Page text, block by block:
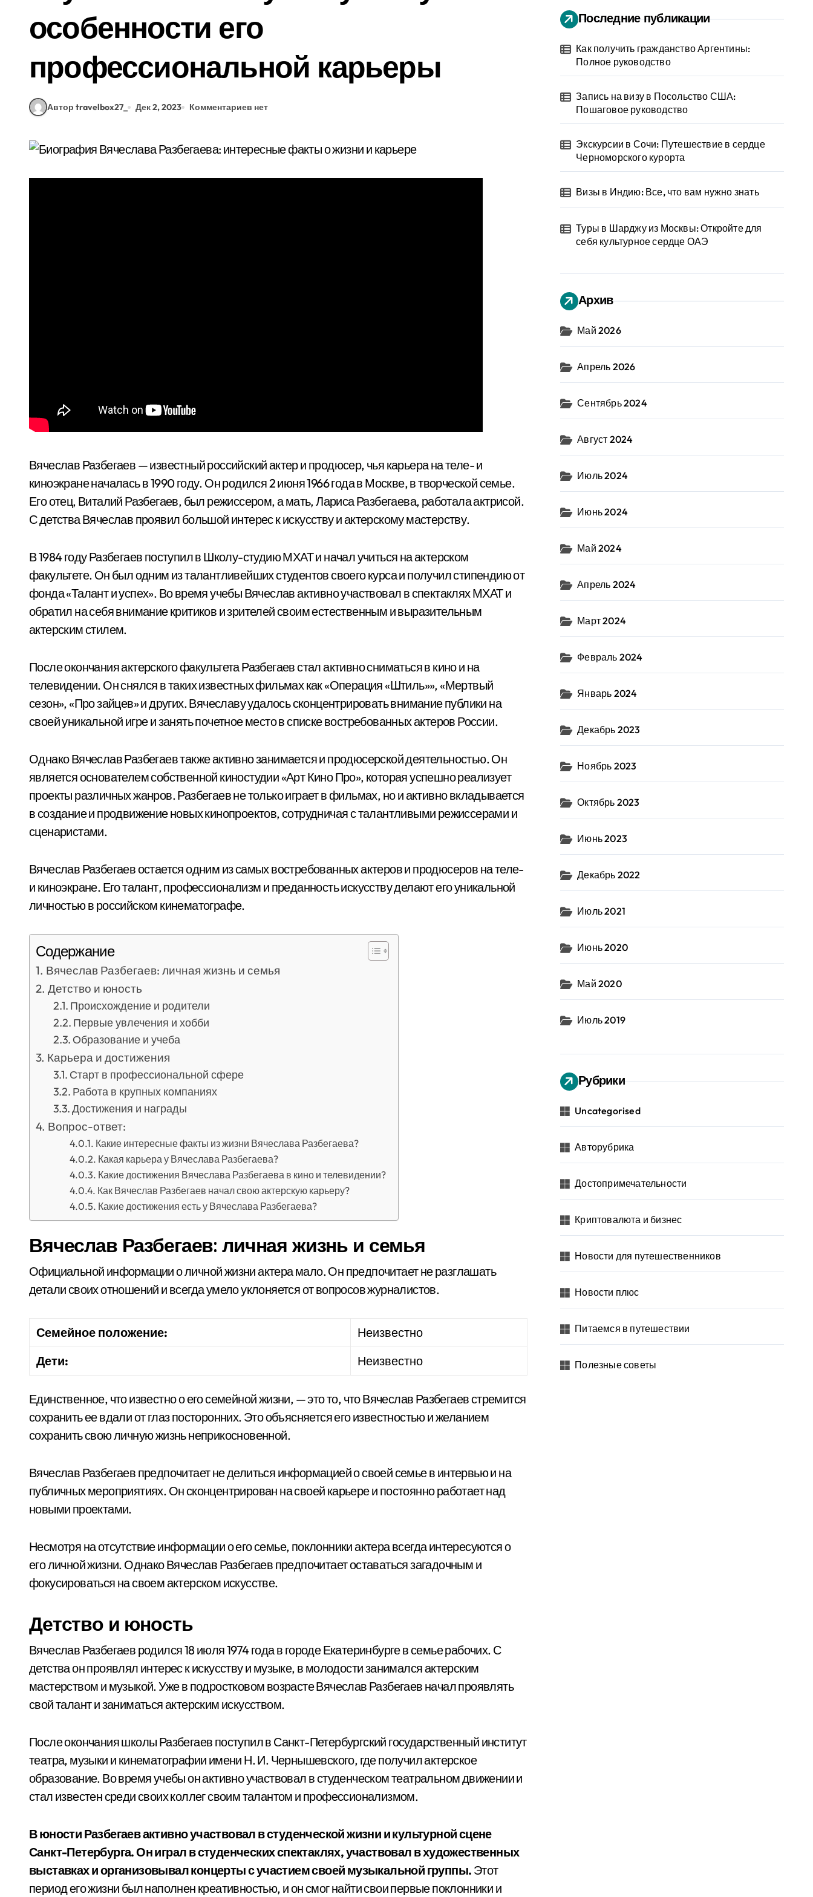
особенности его
профессиональной карьеры
Автор travelbox27_ Дек 2, 2023 Комментариев нет
Вячеслав Разбегаев — известный российский актер и продюсер, чья карьера на теле- и
киноэкране началась в 1990 году. Он родился 2 июня 1966 года в Москве, в творческой семье.
Его отец, Виталий Разбегаев, был режиссером, а мать, Лариса Разбегаева, работала актрисой.
С детства Вячеслав проявил большой интерес к искусству и актерскому мастерству.
В 1984 году Разбегаев поступил в Школу-студию МХАТ и начал учиться на актерском
факультете. Он был одним из талантливейших студентов своего курса и получил стипендию от
фонда «Талант и успех». Во время учебы Вячеслав активно участвовал в спектаклях МХАТ и
обратил на себя внимание критиков и зрителей своим естественным и выразительным
актерским стилем.
После окончания актерского факультета Разбегаев стал активно сниматься в кино и на
телевидении. Он снялся в таких известных фильмах как «Операция «Штиль»», «Мертвый
сезон», «Про зайцев» и других. Вячеславу удалось сконцентрировать внимание публики на
своей уникальной игре и занять почетное место в списке востребованных актеров России.
Однако Вячеслав Разбегаев также активно занимается и продюсерской деятельностью. Он
является основателем собственной киностудии «Арт Кино Про», которая успешно реализует
проекты различных жанров. Разбегаев не только играет в фильмах, но и активно вкладывается
в создание и продвижение новых кинопроектов, сотрудничая с талантливыми режиссерами и
сценаристами.
Вячеслав Разбегаев остается одним из самых востребованных актеров и продюсеров на теле-
и киноэкране. Его талант, профессионализм и преданность искусству делают его уникальной
личностью в российском кинематографе.
Содержание
Вячеслав Разбегаев: личная жизнь и семья
Детство и юность
Происхождение и родители
Первые увлечения и хобби
Образование и учеба
Карьера и достижения
Старт в профессиональной сфере
Работа в крупных компаниях
Достижения и награды
Вопрос-ответ:
Какие интересные факты из жизни Вячеслава Разбегаева?
Какая карьера у Вячеслава Разбегаева?
Какие достижения Вячеслава Разбегаева в кино и телевидении?
Как Вячеслав Разбегаев начал свою актерскую карьеру?
Какие достижения есть у Вячеслава Разбегаева?
Вячеслав Разбегаев: личная жизнь и семья
Официальной информации о личной жизни актера мало. Он предпочитает не разглашать
детали своих отношений и всегда умело уклоняется от вопросов журналистов.
Семейное положение:
Неизвестно
Дети:
Неизвестно
Единственное, что известно о его семейной жизни, — это то, что Вячеслав Разбегаев стремится
сохранить ее вдали от глаз посторонних. Это объясняется его известностью и желанием
сохранить свою личную жизнь неприкосновенной.
Вячеслав Разбегаев предпочитает не делиться информацией о своей семье в интервью и на
публичных мероприятиях. Он сконцентрирован на своей карьере и постоянно работает над
новыми проектами.
Несмотря на отсутствие информации о его семье, поклонники актера всегда интересуются о
его личной жизни. Однако Вячеслав Разбегаев предпочитает оставаться загадочным и
фокусироваться на своем актерском искусстве.
Детство и юность
Вячеслав Разбегаев родился 18 июля 1974 года в городе Екатеринбурге в семье рабочих. С
детства он проявлял интерес к искусству и музыке, в молодости занимался актерским
мастерством и музыкой. Уже в подростковом возрасте Вячеслав Разбегаев начал проявлять
свой талант и заниматься актерским искусством.
После окончания школы Разбегаев поступил в Санкт-Петербургский государственный институт
театра, музыки и кинематографии имени Н. И. Чернышевского, где получил актерское
образование. Во время учебы он активно участвовал в студенческом театральном движении и
стал известен среди своих коллег своим талантом и профессионализмом.
В юности Разбегаев активно участвовал в студенческой жизни и культурной сцене
Санкт-Петербурга. Он играл в студенческих спектаклях, участвовал в художественных
выставках и организовывал концерты с участием своей музыкальной группы. Этот
период его жизни был наполнен креативностью, и он смог найти свои первые поклонники и
Последние публикации
Как получить гражданство Аргентины:
Полное руководство
Запись на визу в Посольство США:
Пошаговое руководство
Экскурсии в Сочи: Путешествие в сердце
Черноморского курорта
Визы в Индию: Все, что вам нужно знать
Туры в Шарджу из Москвы: Откройте для
себя культурное сердце ОАЭ
Архив
Май 2026
Апрель 2026
Сентябрь 2024
Август 2024
Июль 2024
Июнь 2024
Май 2024
Апрель 2024
Март 2024
Февраль 2024
Январь 2024
Декабрь 2023
Ноябрь 2023
Октябрь 2023
Июнь 2023
Декабрь 2022
Июль 2021
Июнь 2020
Май 2020
Июль 2019
Рубрики
Uncategorised
Авторубрика
Достопримечательности
Криптовалюта и бизнес
Новости для путешественников
Новости плюс
Питаемся в путешествии
Полезные советы